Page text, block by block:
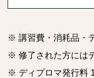
※ 講習費・消耗品・
※ 修了された方には
※ ディプロマ発行料